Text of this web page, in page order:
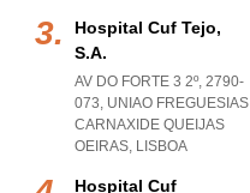
Hospital Cuf Tejo,
S.a.
AV DO FORTE 3 2º, 2790-
073, UNIAO FREGUESIAS
CARNAXIDE QUEIJAS
OEIRAS, LISBOA
Hospital Cuf